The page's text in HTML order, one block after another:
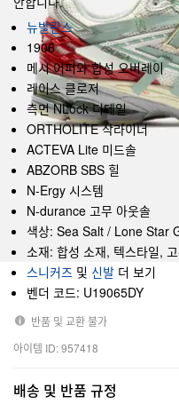
뉴발란스
1906
메시 어퍼와 합성 오버레이
레이스 클로저
측면 NLock 디테일
ORTHOLITE 삭라이너
ACTEVA Lite 미드솔
ABZORB SBS 힐
N-Ergy 시스템
N-durance 고무 아웃솔
색상: Sea Salt / Lone Star
소재: 합성 소재, 텍스타일,
스니커즈 및 신발 더 보기
벤더 코드: U19065DY
반품 및 교환 불가
아이템 ID: 957418
배송 및 반품 규정